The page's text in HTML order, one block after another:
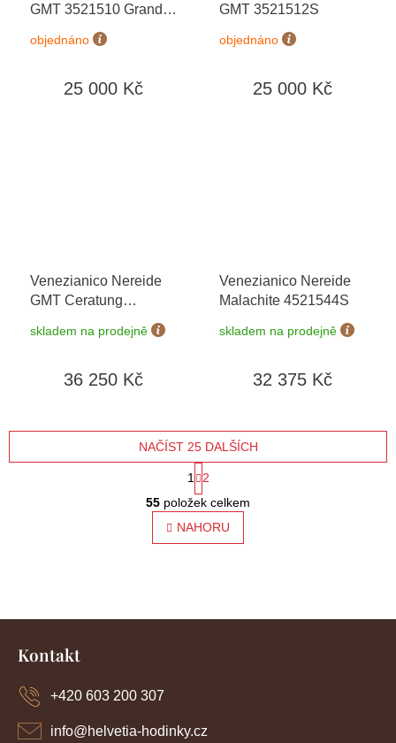
GMT 3521510 Grand
objednáno
25 000 Kč
GMT 3521512S
objednáno
25 000 Kč
Venezianico Nereide
GMT Ceratung
skladem na prodejně
36 250 Kč
Venezianico Nereide
Malachite 4521544S
skladem na prodejně
32 375 Kč
O
v
l
á
ý
NAČÍST 25 DALŠÍCH
S
t
r
k
n
1
2
55 položek celkem
NAHORU
Z
Kontakt
info@helvetia-hodinky.cz
+420 603 200 307